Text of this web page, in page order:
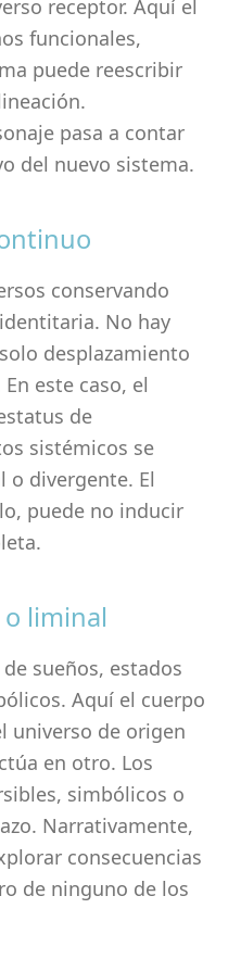
receptor. Aquí el
funcionales,
puede reescribir
pasa a contar
del nuevo sistema.
conservando
No hay
desplazamiento
este caso, el
de
sistémicos se
o divergente. El
puede no inducir
liminal
sueños, estados
Aquí el cuerpo
universo de origen
en otro. Los
simbólicos o
Narrativamente,
consecuencias
de ninguno de los